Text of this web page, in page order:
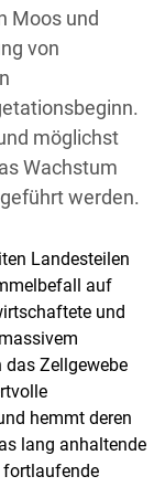
Moos und
von
möglichst
Wachstum
werden.
Landesteilen
auf
und
Zellgewebe
hemmt deren
lang anhaltende
fortlaufende